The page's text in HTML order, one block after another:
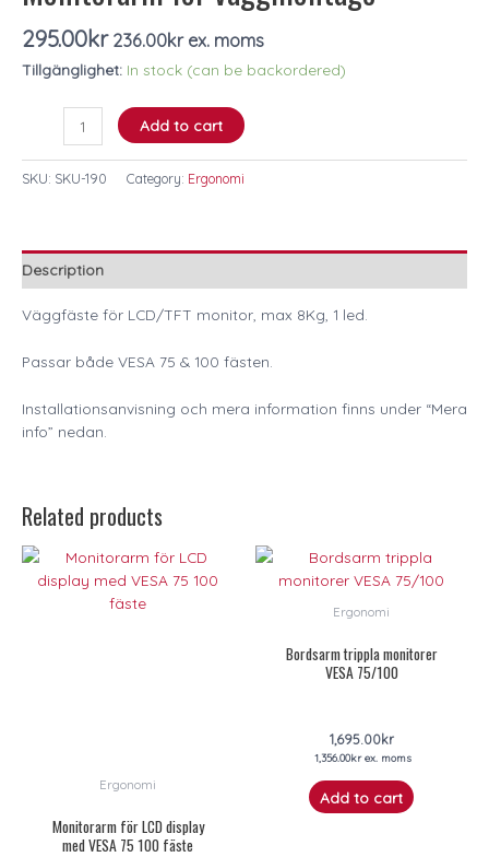
295.00kr 236.00krex. moms
Tillgänglighet: In stock (can be backordered)
Add to cart
SKU: SKU-190 Category: Ergonomi
Description
Väggfäste för LCD/TFT monitor, max 8Kg, 1 led.
Passar både VESA 75 & 100 fästen.
Installationsanvisning och mera information finns under “Mera
info” nedan.
Related products
Ergonomi
Monitorarm för LCD display
med VESA 75 100 fäste
Ergonomi
Bordsarm trippla monitorer
VESA 75/100
1,695.00kr
1,356.00krex. moms
Add to cart